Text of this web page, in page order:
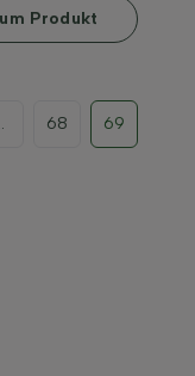
Produkt
68 69